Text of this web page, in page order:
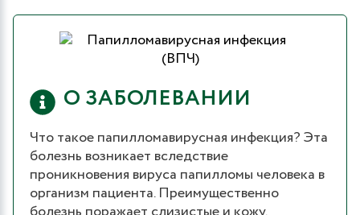
О ЗАБОЛЕВАНИИ
Что такое папилломавирусная инфекция? Эта
болезнь возникает вследствие
проникновения вируса папилломы человека в
организм пациента. Преимущественно